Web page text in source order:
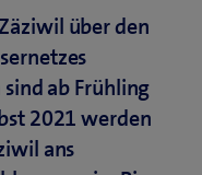
über den
ab Frühling
2021 werden
ans